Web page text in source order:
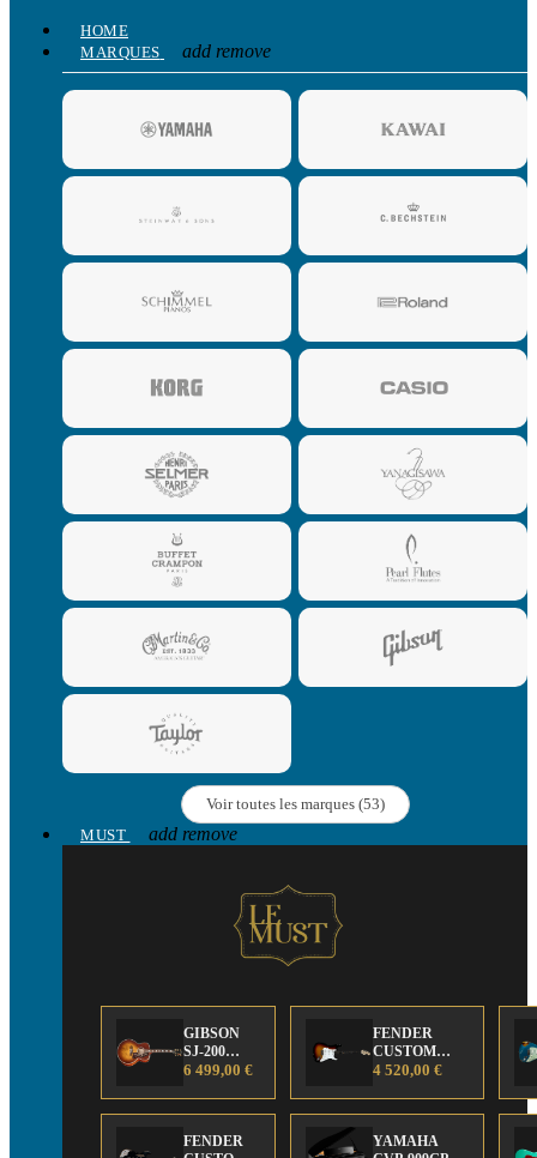
HOME
MARQUES
add remove
Voir toutes les marques (53)
MUST
add remove
GIBSON
SJ-200
Anniversary
Edition
6 499,00 €
FENDER
CUSTOM
SHOP Strat 63'
4 520,00 €
FENDER
YAMAHA